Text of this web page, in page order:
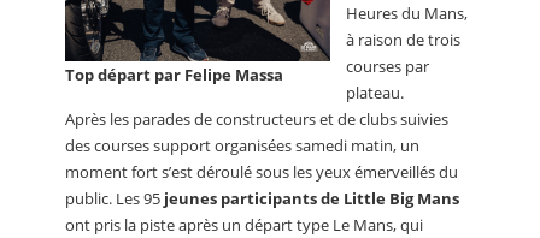
Top départ par Felipe Massa
Heures du Mans,
à raison de trois
courses par
plateau.
Après les parades de constructeurs et de clubs suivies
des courses support organisées samedi matin, un
moment fort s’est déroulé sous les yeux émerveillés du
public. Les 95 jeunes participants de Little Big Mans
ont pris la piste après un départ type Le Mans, qui